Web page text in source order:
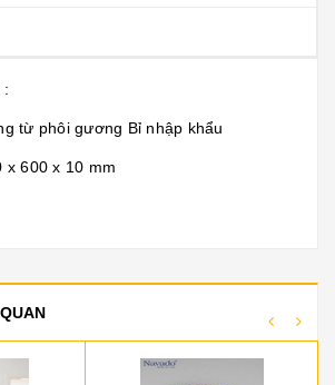
:
từ phôi gương Bỉ nhập khẩu
x 600 x 10 mm